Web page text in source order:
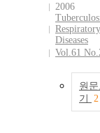
2006
Respiratory
Diseases
Vol.61
원
기
2